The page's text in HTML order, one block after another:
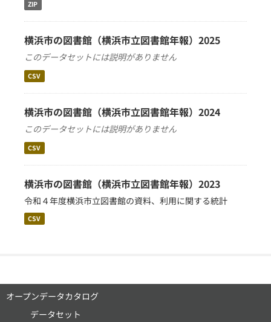
ZIP
横浜市の図書館（横浜市立図書館年報）2025
このデータセットには説明がありません
CSV
横浜市の図書館（横浜市立図書館年報）2024
このデータセットには説明がありません
CSV
横浜市の図書館（横浜市立図書館年報）2023
令和４年度横浜市立図書館の資料、利用に関する統計
CSV
オープンデータカタログ
データセット